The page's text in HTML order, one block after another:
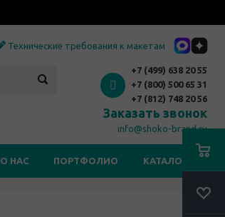
Технические требования к макетам
+7 (499) 638 20 55
+7 (800) 500 65 31
+7 (812) 748 20 56
Заказать звонок
info@shoko-brand.ru
О НАС ПОРТФОЛИО КАТАЛОГИ